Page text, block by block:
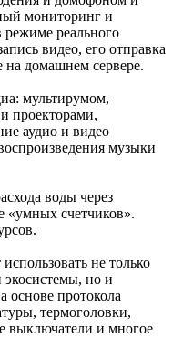
мониторинг и
режиме реального
видео, его отправка
на домашнем сервере.
: мультирумом,
проекторами,
аудио и видео
музыки
воды через
«умных счетчиков».
не только
экосистемы, но и
основе протокола
термоголовки,
выключатели и многое